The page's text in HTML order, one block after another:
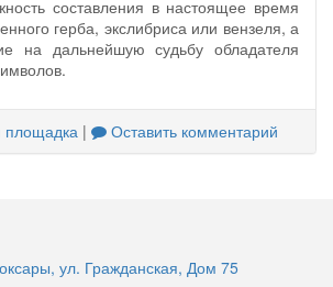
составления в настоящее время
герба, экслибриса или вензеля, а
на дальнейшую судьбу обладателя
площадка | Оставить комментарий
ул. Гражданская, Дом 75